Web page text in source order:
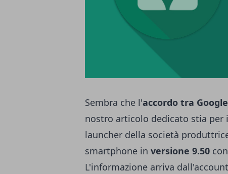
Sembra che l'accordo tra
nostro articolo dedicato stia per
launcher della società
smartphone in versione 9.50
L'informazione arriva dall'